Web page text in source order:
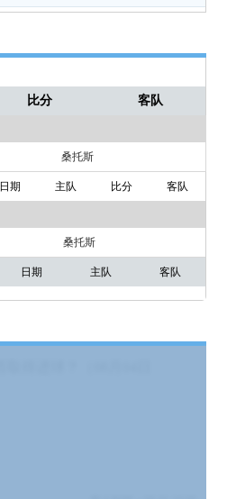
比分 客队
桑托斯
日期 主队 比分 客队
桑托斯
日期 主队 客队